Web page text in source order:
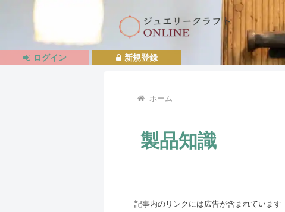
ホーム
製品知識
記事内のリンクには広告が含まれています
新規登録
ログイン